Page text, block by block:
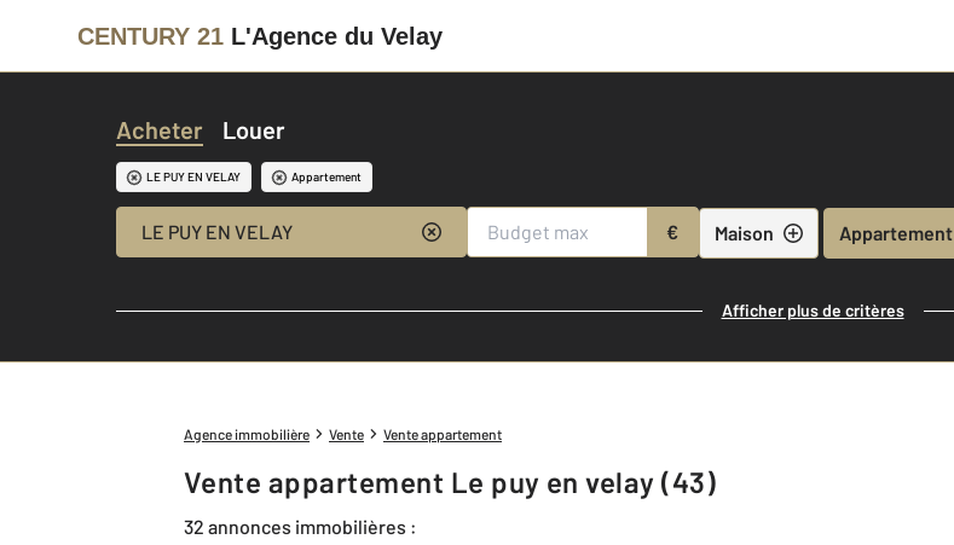
CENTURY 21 L'Agence du Velay
Acheter Louer
LE PUY EN VELAY Appartement
LE PUY EN VELAY € Maison Appartement
Afficher plus de critères
Agence immobilière Vente Vente appartement
Vente appartement Le puy en velay (43)
32 annonces immobilières :